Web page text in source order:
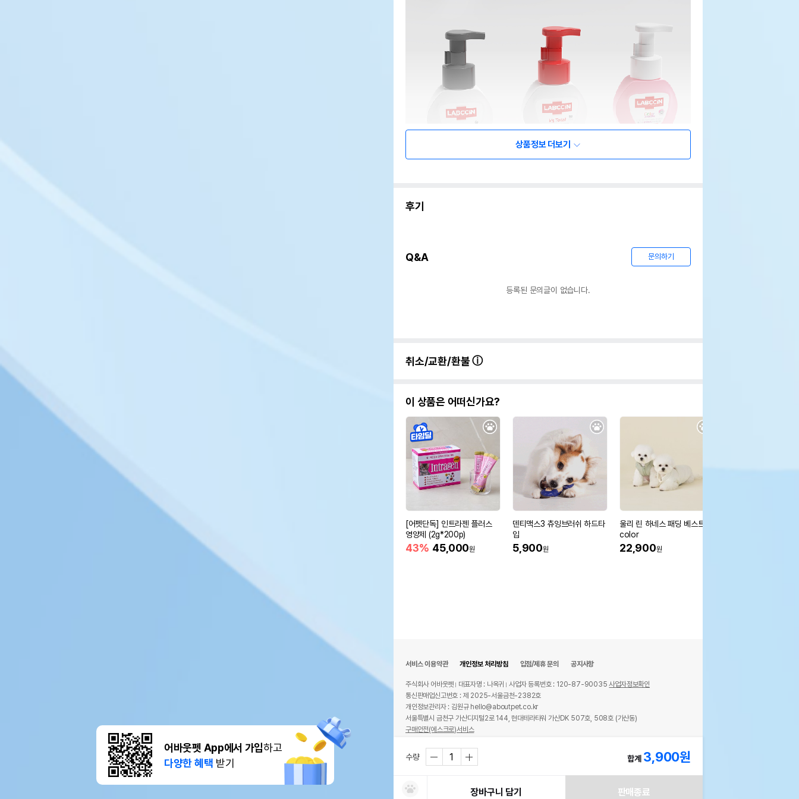
어바웃펫 App에서 가입하고
다양한 혜택 받기
상품정보 더보기
후기
Q&A 문의하기
등록된 문의글이 없습니다.
취소/교환/환불
이 상품은 어떠신가요?
[어펫단독] 인트라젠 플러스
영양제 (2g*200p)
43% 45,000원
덴티맥스3 츄잉브러쉬 하드타
입
5,900원
울리 린 하네스 패딩 베스트 4
color
22,900원
수량 합계 3,900원
장바구니 담기 판매종료
서비스 이용약관 개인정보 처리방침 입점/제휴 문의 공지사항
주식회사 어바웃펫 대표자명 : 나옥귀 사업자 등록번호 : 120-87-90035사업자정보확인
통신판매업신고번호 : 제 2025-서울금천-2382호
개인정보관리자 : 김원규 hello@aboutpet.co.kr
서울특별시 금천구 가산디지털2로 144, 현대테라타워 가산DK 507호, 508호 (가산동)
구매안전(에스크로)서비스